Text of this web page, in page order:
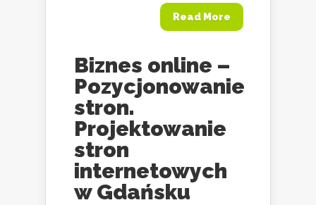
Read More
Biznes online –
Pozycjonowanie
stron.
Projektowanie
stron
internetowych
w Gdańsku